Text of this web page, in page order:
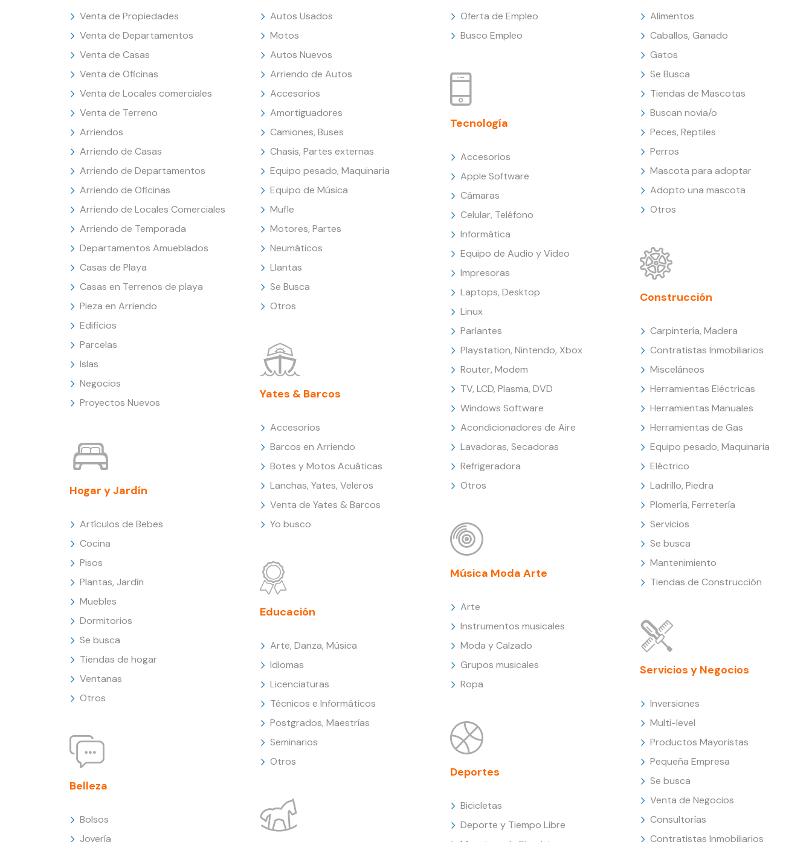
Venta de Propiedades
Venta de Departamentos
Venta de Casas
Venta de Oficinas
Venta de Locales comerciales
Venta de Terreno
Arriendos
Arriendo de Casas
Arriendo de Departamentos
Arriendo de Oficinas
Arriendo de Locales Comerciales
Arriendo de Temporada
Departamentos Amueblados
Casas de Playa
Casas en Terrenos de playa
Pieza en Arriendo
Edificios
Parcelas
Islas
Negocios
Proyectos Nuevos
Hogar y Jardín
Artículos de Bebes
Cocina
Pisos
Plantas, Jardín
Muebles
Dormitorios
Se busca
Tiendas de hogar
Ventanas
Otros
Belleza
Bolsos
Joyería
Autos Usados
Motos
Autos Nuevos
Arriendo de Autos
Accesorios
Amortiguadores
Camiones, Buses
Chasis, Partes externas
Equipo pesado, Maquinaria
Equipo de Música
Mufle
Motores, Partes
Neumáticos
Llantas
Se Busca
Otros
Yates & Barcos
Accesorios
Barcos en Arriendo
Botes y Motos Acuáticas
Lanchas, Yates, Veleros
Venta de Yates & Barcos
Yo busco
Educación
Arte, Danza, Música
Idiomas
Licenciaturas
Técnicos e Informáticos
Postgrados, Maestrías
Seminarios
Otros
Oferta de Empleo
Busco Empleo
Tecnología
Accesorios
Apple Software
Cámaras
Celular, Teléfono
Informática
Equipo de Audio y Video
Impresoras
Laptops, Desktop
Linux
Parlantes
Playstation, Nintendo, Xbox
Router, Modem
TV, LCD, Plasma, DVD
Windows Software
Acondicionadores de Aire
Lavadoras, Secadoras
Refrigeradora
Otros
Música Moda Arte
Arte
Instrumentos musicales
Moda y Calzado
Grupos musicales
Ropa
Deportes
Bicicletas
Deporte y Tiempo Libre
Alimentos
Caballos, Ganado
Gatos
Se Busca
Tiendas de Mascotas
Buscan novia/o
Peces, Reptiles
Perros
Mascota para adoptar
Adopto una mascota
Otros
Construcción
Carpintería, Madera
Contratistas Inmobiliarios
Misceláneos
Herramientas Eléctricas
Herramientas Manuales
Herramientas de Gas
Equipo pesado, Maquinaria
Eléctrico
Ladrillo, Piedra
Plomería, Ferretería
Servicios
Se busca
Mantenimiento
Tiendas de Construcción
Servicios y Negocios
Inversiones
Multi-level
Productos Mayoristas
Pequeña Empresa
Se busca
Venta de Negocios
Consultorías
Contratistas Inmobiliarios